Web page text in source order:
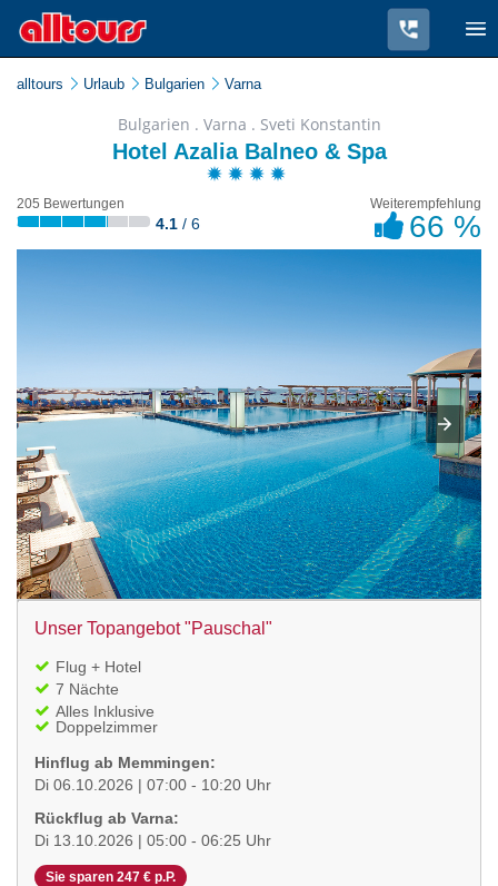
alltours Urlaub Bulgarien Varna
Bulgarien . Varna . Sveti Konstantin
Hotel Azalia Balneo & Spa
205 Bewertungen
4.1 / 6
Weiterempfehlung
66 %
Unser Topangebot "Pauschal"
Flug + Hotel
7 Nächte
Alles Inklusive
Doppelzimmer
Hinflug ab Memmingen:
Di 06.10.2026 | 07:00 - 10:20 Uhr
Rückflug ab Varna:
Di 13.10.2026 | 05:00 - 06:25 Uhr
Sie sparen 247 € p.P.